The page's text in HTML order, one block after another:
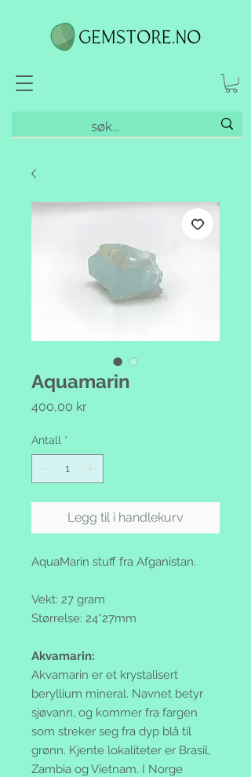
Aquamarin
400,00 krPris
Antall *
Legg til i handlekurv
AquaMarin stuff fra Afganistan.
Vekt: 27 gram
Størrelse: 24*27mm
Akvamarin:
Akvamarin er et krystalisert
beryllium mineral. Navnet betyr
sjøvann, og kommer fra fargen
som streker seg fra dyp blå til
grønn. Kjente lokaliteter er Brasil,
Zambia og Vietnam. I Norge